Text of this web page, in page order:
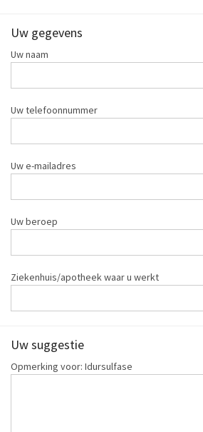
Uw gegevens
Uw naam
Uw telefoonnummer
Uw e-mailadres
Uw beroep
Ziekenhuis/apotheek waar u werkt
Uw suggestie
Opmerking voor: Idursulfase